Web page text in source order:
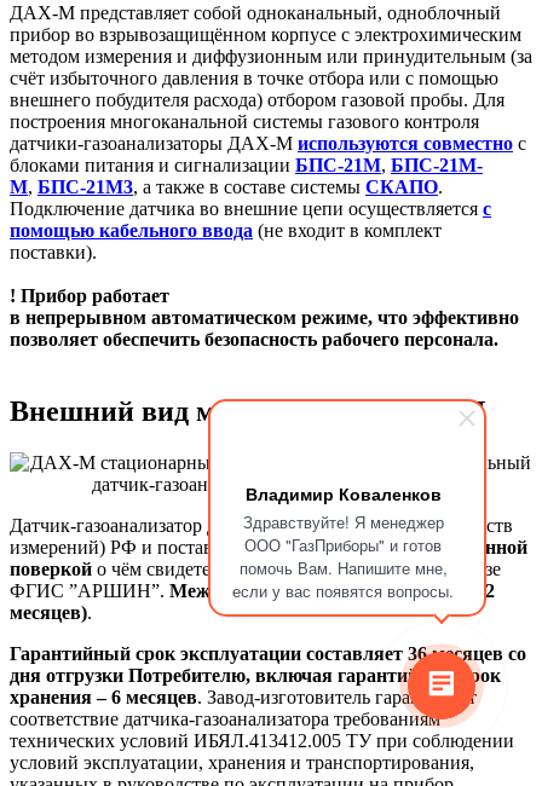
Владимир Коваленков
Здравствуйте! Я менеджер
ООО "ГазПриборы" и готов
помочь Вам. Напишите мне,
если у вас появятся вопросы.
ДАХ-М представляет собой одноканальный, одноблочный
прибор во взрывозащищённом корпусе с электрохимическим
методом измерения и диффузионным или принудительным (за
счёт избыточного давления в точке отбора или с помощью
внешнего побудителя расхода) отбором газовой пробы. Для
построения многоканальной системы газового контроля
датчики-газоанализаторы ДАХ-М используются совместно с
блоками питания и сигнализации БПС-21М, БПС-21М-
М, БПС-21М3, а также в составе системы СКАПО.
Подключение датчика во внешние цепи осуществляется с
помощью кабельного ввода (не входит в комплект
поставки).
! Прибор работает
в непрерывном автоматическом режиме, что эффективно
позволяет обеспечить безопасность рабочего персонала.
Внешний вид модификаций ДАХ-М
Датчик-газоанализатор ДАХ-М внесён в реестр СИ (средств
измерений) РФ и поставляетсяс первичной государственной
поверкой о чём свидетельствует электронная запись в базе
ФГИС ”АРШИН”. Межповерочный интервал - 1 год (12
месяцев).
Гарантийный срок эксплуатации составляет 36 месяцев со
дня отгрузки Потребителю, включая гарантийный срок
хранения – 6 месяцев. Завод-изготовитель гарантирует
соответствие датчика-газоанализатора требованиям
технических условий ИБЯЛ.413412.005 ТУ при соблюдении
условий эксплуатации, хранения и транспортирования,